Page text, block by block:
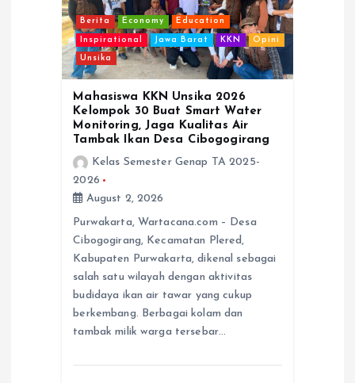
Berita Economy Education
Inspirational Jawa Barat KKN Opini
Unsika
Mahasiswa KKN Unsika 2026
Kelompok 30 Buat Smart Water
Monitoring, Jaga Kualitas Air
Tambak Ikan Desa Cibogogirang
Kelas Semester Genap TA 2025-
2026
August 2, 2026
Purwakarta, Wartacana.com – Desa
Cibogogirang, Kecamatan Plered,
Kabupaten Purwakarta, dikenal sebagai
salah satu wilayah dengan aktivitas
budidaya ikan air tawar yang cukup
berkembang. Berbagai kolam dan
tambak milik warga tersebar…